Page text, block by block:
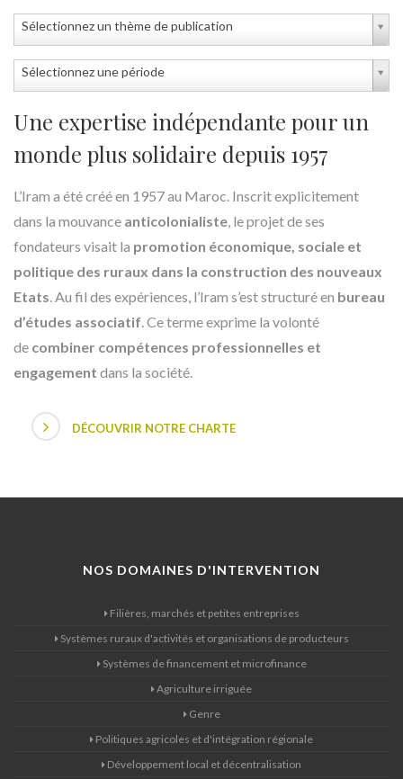
Sélectionnez un thème de publication
Sélectionnez une période
Une expertise indépendante pour un
monde plus solidaire depuis 1957
L’Iram a été créé en 1957 au Maroc. Inscrit explicitement
dans la mouvance anticolonialiste, le projet de ses
fondateurs visait la promotion économique, sociale et
politique des ruraux dans la construction des nouveaux
Etats. Au fil des expériences, l’Iram s’est structuré en bureau
d’études associatif. Ce terme exprime la volonté
de combiner compétences professionnelles et
engagement dans la société.
DÉCOUVRIR NOTRE CHARTE
NOS DOMAINES D'INTERVENTION
Filières, marchés et petites entreprises
Systèmes ruraux d'activités et organisations de producteurs
Systèmes de financement et microfinance
Agriculture irriguée
Genre
Politiques agricoles et d'intégration régionale
Développement local et décentralisation